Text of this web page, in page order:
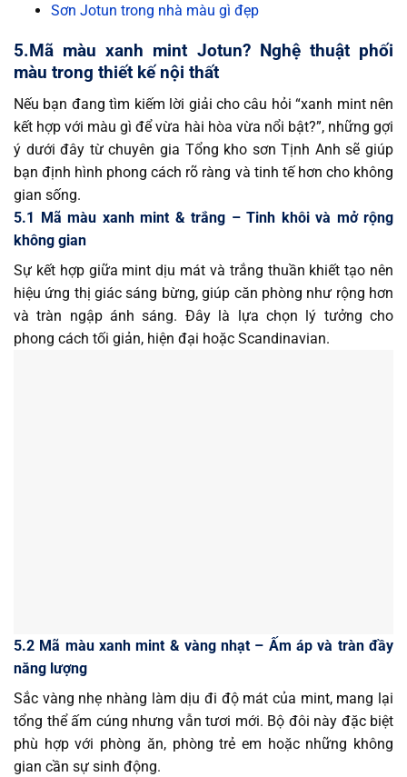
Sơn Jotun trong nhà màu gì đẹp
5.Mã màu xanh mint Jotun? Nghệ thuật phối
màu trong thiết kế nội thất
Nếu bạn đang tìm kiếm lời giải cho câu hỏi “xanh mint nên
kết hợp với màu gì để vừa hài hòa vừa nổi bật?”, những gợi
ý dưới đây từ chuyên gia Tổng kho sơn Tịnh Anh sẽ giúp
bạn định hình phong cách rõ ràng và tinh tế hơn cho không
gian sống.
5.1 Mã màu xanh mint & trắng – Tinh khôi và mở rộng
không gian
Sự kết hợp giữa mint dịu mát và trắng thuần khiết tạo nên
hiệu ứng thị giác sáng bừng, giúp căn phòng như rộng hơn
và tràn ngập ánh sáng. Đây là lựa chọn lý tưởng cho
phong cách tối giản, hiện đại hoặc Scandinavian.
5.2 Mã màu xanh mint & vàng nhạt – Ấm áp và tràn đầy
năng lượng
Sắc vàng nhẹ nhàng làm dịu đi độ mát của mint, mang lại
tổng thể ấm cúng nhưng vẫn tươi mới. Bộ đôi này đặc biệt
phù hợp với phòng ăn, phòng trẻ em hoặc những không
gian cần sự sinh động.